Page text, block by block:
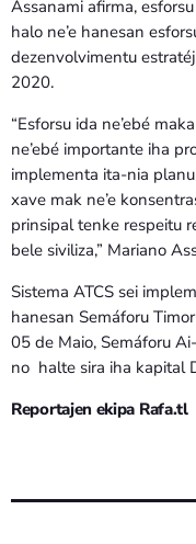
Assanami afirma,
halo ne’e hanesan
dezenvolvimentu
2020.
“Esforsu ida ne’ebé
ne’ebé importante iha
implementa ita-nia
xave mak ne’e
prinsipal tenke respeitu
bele siviliza,” Mariano
Sistema ATCS sei
hanesan Semáforu
05 de Maio, Semáforu
no halte sira iha kapital
Reportajen ekipa Rafa.tl